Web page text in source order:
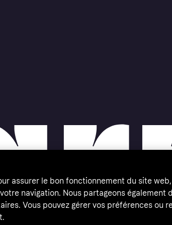
assurer le bon fonctionnement du site
navigation. Nous partageons également
Vous pouvez gérer vos préférences ou